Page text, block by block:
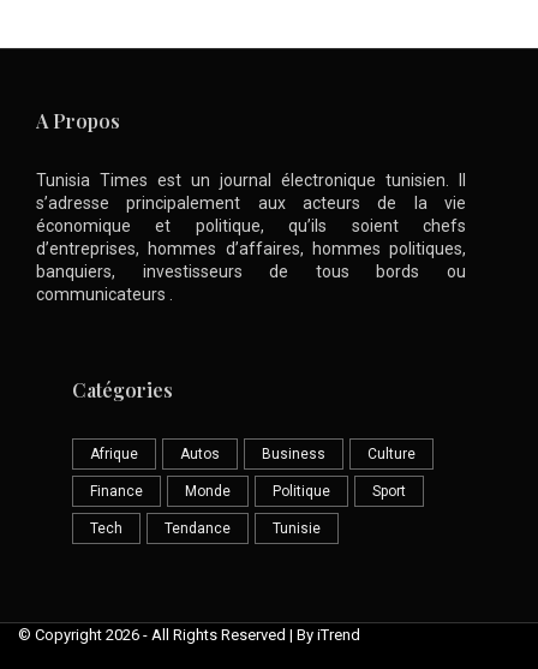
A Propos
Tunisia Times est un journal électronique tunisien. Il
s’adresse principalement aux acteurs de la vie
économique et politique, qu’ils soient chefs
d’entreprises, hommes d’affaires, hommes politiques,
banquiers, investisseurs de tous bords ou
communicateurs .
Catégories
Afrique Autos Business Culture
Finance Monde Politique Sport
Tech Tendance Tunisie
© Copyright 2026 - All Rights Reserved | By iTrend